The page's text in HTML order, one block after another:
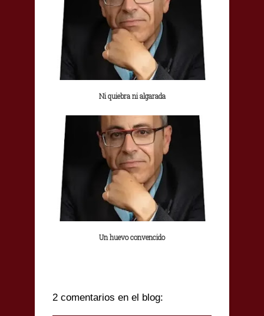
Ni quiebra ni algarada
Un huevo convencido
2 comentarios en el blog: